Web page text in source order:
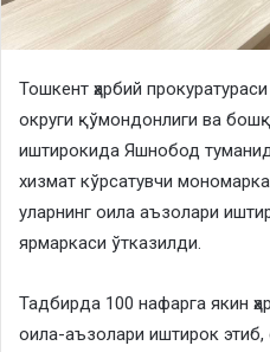
Тошкент ҳарбий
округи қўмондонлиги ва
иштирокида Яшнобод
хизмат кўрсатувчи
уларнинг оила аъзолари
ярмаркаси ўтказилди.
Тадбирда 100 нафарга якин
оила-аъзолари иштирок этиб,